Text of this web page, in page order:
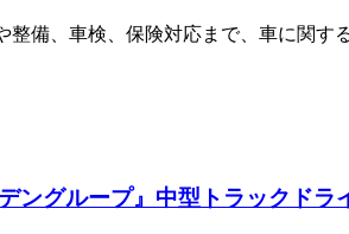
整備、車検、保険対応まで、車に関
ングループ』中型トラックド